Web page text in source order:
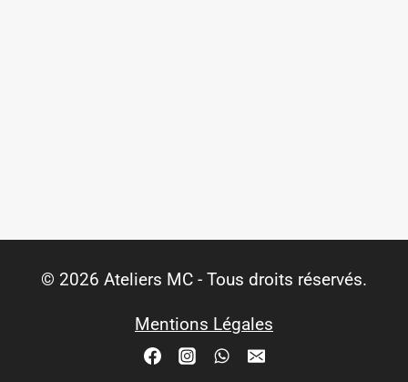
© 2026 Ateliers MC - Tous droits réservés.
Mentions Légales